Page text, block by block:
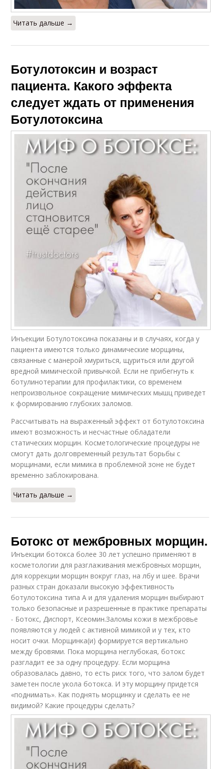
Читать дальше →
Ботулотоксин и возраст
пациента. Какого эффекта
следует ждать от применения
Ботулотоксина
Инъекции Ботулотоксина показаны и в случаях, когда у
пациента имеются только динамические морщины,
связанные с манерой хмуриться, щуриться или другой
вредной мимической привычкой. Если не прибегнуть к
ботулинотерапии для профилактики, со временем
непроизвольное сокращение мимических мышц приведет
к формированию глубоких заломов.
Рассчитывать на выраженный эффект от ботулотоксина
имеют возможность и несчастные обладатели
статических морщин. Косметологические процедуры не
смогут дать долговременный результат борьбы с
морщинами, если мимика в проблемной зоне не будет
временно заблокирована.
Читать дальше →
Ботокс от межбровных морщин.
Инъекции ботокса более 30 лет успешно применяют в
косметологии для разглаживания межбровных морщин,
для коррекции морщин вокруг глаз, на лбу и шее. Врачи
разных стран доказали высокую эффективность
ботулотоксина типа А и для удаления морщин выбирают
только безопасные и разрешенные в практике препараты
- Ботокс, Диспорт, Ксеомин.Заломы кожи в межбровье
появляются у людей с активной мимикой и у тех, кто
носит очки. Морщинка(и) формируется вертикально
между бровями. Пока морщина неглубокая, ботокс
разгладит ее за одну процедуру. Если морщина
образовалась давно, то есть риск того, что залом будет
заметен после укола ботокса. И эту морщину придется
«поднимать». Как поднять морщинку и сделать ее не
видимой? Какие процедуры сделать?